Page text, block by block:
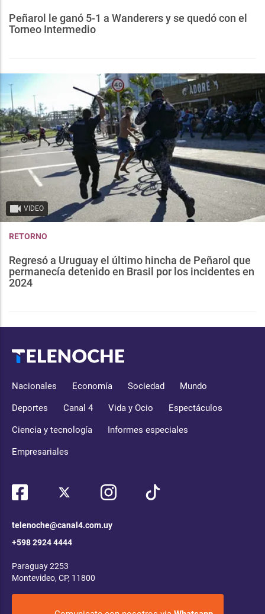
Peñarol le ganó 5-1 a Wanderers y se quedó con el
Torneo Intermedio
VIDEO
RETORNO
Regresó a Uruguay el último hincha de Peñarol que
permanecía detenido en Brasil por los incidentes en
2024
Nacionales Economía Sociedad Mundo
Deportes Canal 4 Vida y Ocio Espectáculos
Ciencia y tecnología Informes especiales
Empresariales
telenoche@canal4.com.uy
+598 2924 4444
Paraguay 2253
Montevideo, CP, 11800